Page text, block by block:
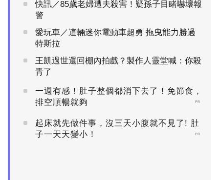
快訊／85歲老婦遭夫殺害！疑孫子目睹嚇壞報
警
愛玩車／這輛迷你電動車超勇 拖曳能力勝過
特斯拉
王凱過世還回棚內拍戲？製作人靈堂喊：你殺
青了
一週有感！肚子整個都消下去了！免節食，
排空順暢就夠
PR
起床就先做件事，沒三天小腹就不見了! 肚
子一天天變小！
PR